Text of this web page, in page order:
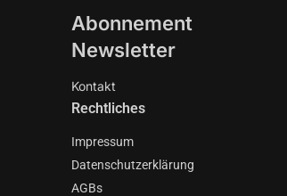
Abonnement
Newsletter
Kontakt
Rechtliches
Impressum
Datenschutzerklärung
AGBs